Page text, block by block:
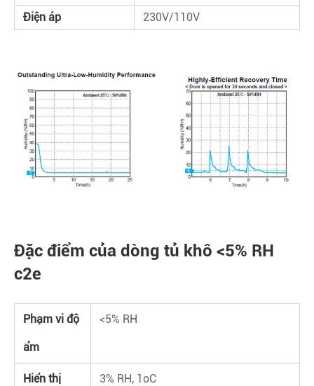
Điện áp
230V/110V
Đặc điểm của dòng tủ khô <5% RH
c2e
Phạm vi độ
ẩm
<5% RH
Hiển thị 3% RH, 1oC